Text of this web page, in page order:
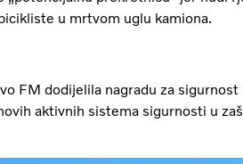
u mrtvom uglu kamiona.
FM dodijelila nagradu za sigurnost
aktivnih sistema sigurnosti u